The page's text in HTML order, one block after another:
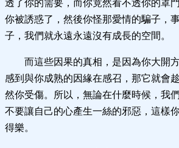
透了你的需要，而你竟然看不透你的罩
你被誘惑了，然後你怪那愛情的騙子，
子，我們就永遠永遠沒有成長的空間。
而這些因果的真相，是因為你大開
感到與你成熟的因緣在感召，那它就會
然你受傷。所以，無論在什麼時候，我
不要讓自己的心產生一絲的邪惡，這樣
得樂。